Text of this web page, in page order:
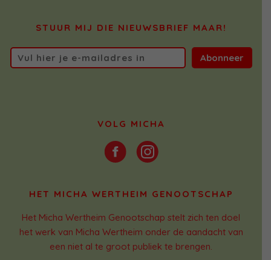
STUUR MIJ DIE NIEUWSBRIEF MAAR!
Abonneer
VOLG MICHA
HET MICHA WERTHEIM GENOOTSCHAP
Het Micha Wertheim Genootschap stelt zich ten doel
het werk van Micha Wertheim onder de aandacht van
een niet al te groot publiek te brengen.